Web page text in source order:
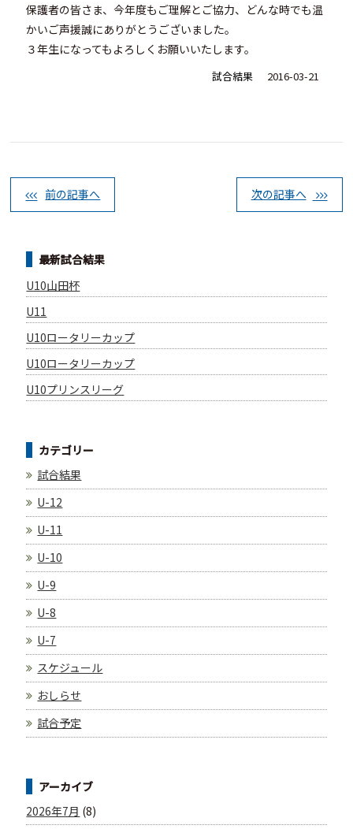
保護者の皆さま、今年度もご理解とご協力、どんな時でも温
かいご声援誠にありがとうございました。
３年生になってもよろしくお願いいたします。
試合結果 2016-03-21
前の記事へ 次の記事へ
最新試合結果
U10山田杯
U11
U10ロータリーカップ
U10ロータリーカップ
U10プリンスリーグ
カテゴリー
試合結果
U-12
U-11
U-10
U-9
U-8
U-7
スケジュール
おしらせ
試合予定
アーカイブ
2026年7月 (8)